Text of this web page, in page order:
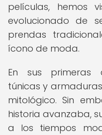
películas, hemos
evolucionado de
prendas
ícono de moda.
En sus primeras
túnicas y
mitológico. Sin
historia avanzaba,
a los tiempos